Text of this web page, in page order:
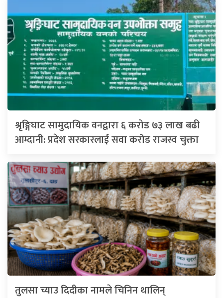
श्रृङ्गिघाट सामुदायिक वनद्वारा ६ करोड ७३ लाख बढी
आम्दानी: प्रदेश सरकारलाई सवा करोड राजस्व चुक्ता
तुलसा च्याउ दिदीका नामले चिनिन थालिन्